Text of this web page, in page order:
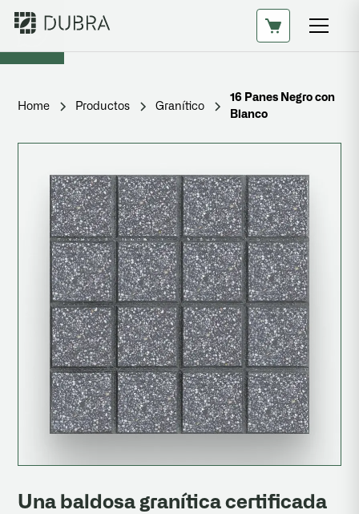
Home Productos Granítico
16 Panes Negro con
Blanco
Una baldosa granítica certificada